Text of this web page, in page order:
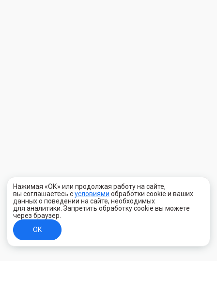
Нажимая «ОК» или продолжая работу на сайте,
вы соглашаетесь сусловиями обработки cookie и ваших
данных о поведении на сайте, необходимых
для аналитики. Запретить обработку cookie вы можете
через браузер.
ОК